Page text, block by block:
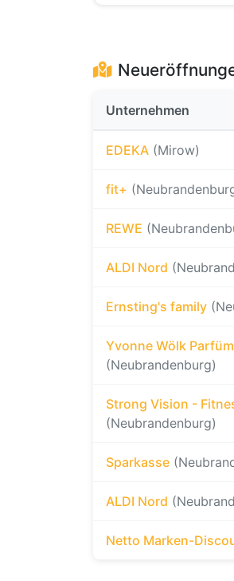
Unternehmen
EDEKA (Mirow)
fit+
REWE
ALDI Nord
Ernsting's family
Yvonne Wölk
(Neubrandenburg)
Strong Vision -
(Neubrandenburg)
Sparkasse
ALDI Nord
Netto Marken-